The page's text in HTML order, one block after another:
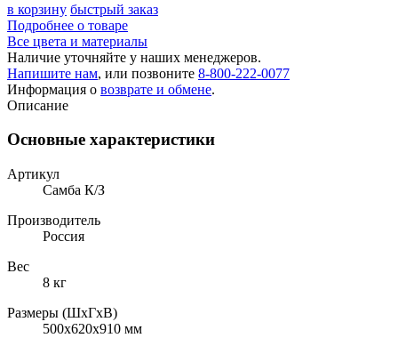
в корзину быстрый заказ
Подробнее о товаре
Все цвета и материалы
Наличие уточняйте у наших менеджеров.
Напишите нам, или позвоните 8-800-222-0077
Информация о возврате и обмене.
Описание
Основные характеристики
Артикул
Самба К/З
Производитель
Россия
Вес
8 кг
Размеры (ШхГхВ)
500x620x910 мм